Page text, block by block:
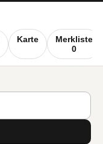
Karte
Merkliste
0